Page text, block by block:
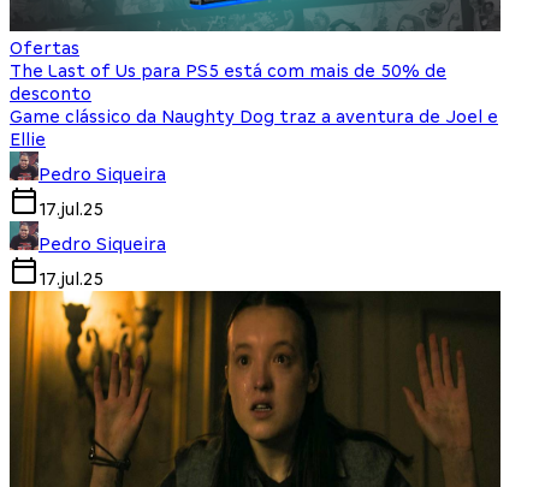
Ofertas
The Last of Us para PS5 está com mais de 50% de
desconto
Game clássico da Naughty Dog traz a aventura de Joel e
Ellie
Pedro Siqueira
17.jul.25
Pedro Siqueira
17.jul.25